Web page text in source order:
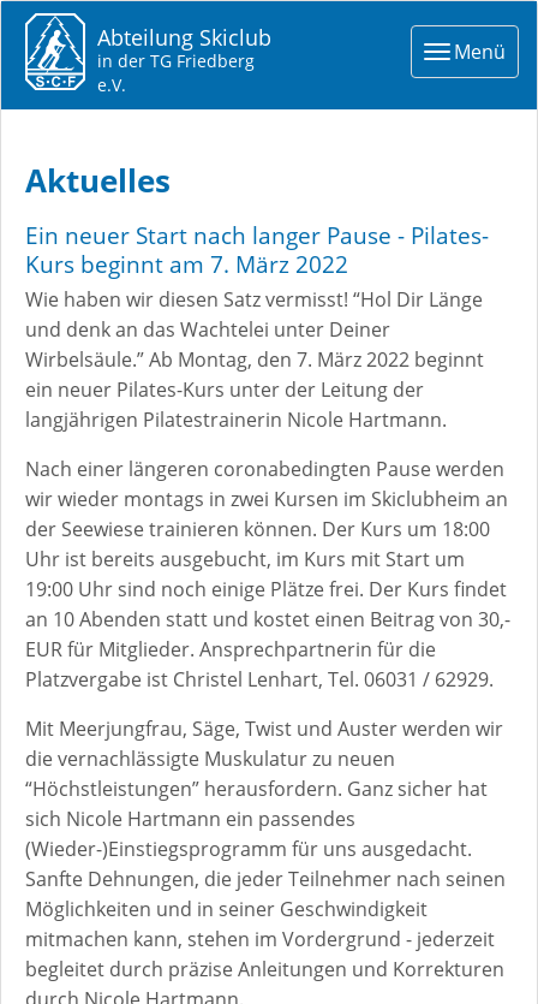
Toggle
Menü
Abteilung Skiclub
in der TG Friedberg
e.V.
Aktuelles
Ein neuer Start nach langer Pause - Pilates-
Kurs beginnt am 7. März 2022
Wie haben wir diesen Satz vermisst! “Hol Dir Länge
und denk an das Wachtelei unter Deiner
Wirbelsäule.” Ab Montag, den 7. März 2022 beginnt
ein neuer Pilates-Kurs unter der Leitung der
langjährigen Pilatestrainerin Nicole Hartmann.
Nach einer längeren coronabedingten Pause werden
wir wieder montags in zwei Kursen im Skiclubheim an
der Seewiese trainieren können. Der Kurs um 18:00
Uhr ist bereits ausgebucht, im Kurs mit Start um
19:00 Uhr sind noch einige Plätze frei. Der Kurs findet
an 10 Abenden statt und kostet einen Beitrag von 30,-
EUR für Mitglieder. Ansprechpartnerin für die
Platzvergabe ist Christel Lenhart, Tel. 06031 / 62929.
Mit Meerjungfrau, Säge, Twist und Auster werden wir
die vernachlässigte Muskulatur zu neuen
“Höchstleistungen” herausfordern. Ganz sicher hat
sich Nicole Hartmann ein passendes
(Wieder-)Einstiegsprogramm für uns ausgedacht.
Sanfte Dehnungen, die jeder Teilnehmer nach seinen
Möglichkeiten und in seiner Geschwindigkeit
mitmachen kann, stehen im Vordergrund - jederzeit
begleitet durch präzise Anleitungen und Korrekturen